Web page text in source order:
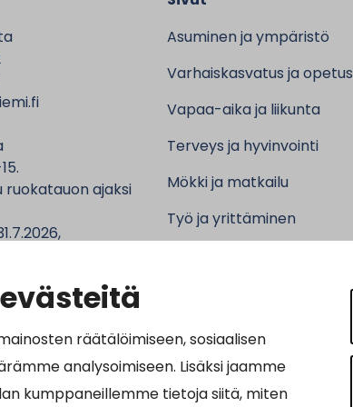
räätälöimiseen, sosiaalisen
analysoimiseen. Lisäksi jaamme
kumppaneillemme tietoja siitä, miten
ruokatauon ajaksi
Asuminen ja ympäristö
Varhaiskasvatus ja opetus
Vapaa-aika ja liikunta
Terveys ja hyvinvointi
Mökki ja matkailu
Työ ja yrittäminen